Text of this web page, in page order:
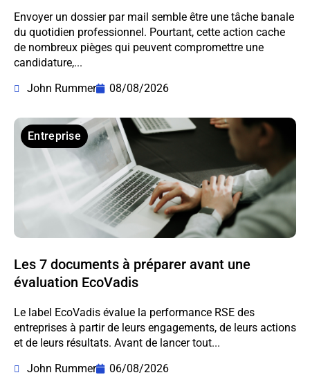
Envoyer un dossier par mail semble être une tâche banale
du quotidien professionnel. Pourtant, cette action cache
de nombreux pièges qui peuvent compromettre une
candidature,...
John Rummer
08/08/2026
Entreprise
Les 7 documents à préparer avant une
évaluation EcoVadis
Le label EcoVadis évalue la performance RSE des
entreprises à partir de leurs engagements, de leurs actions
et de leurs résultats. Avant de lancer tout...
John Rummer
06/08/2026